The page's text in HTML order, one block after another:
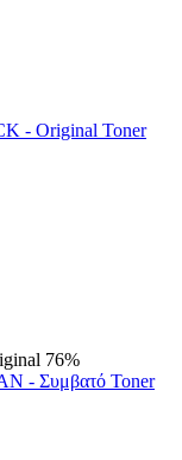
- Original Toner
76%
- Συμβατό Toner